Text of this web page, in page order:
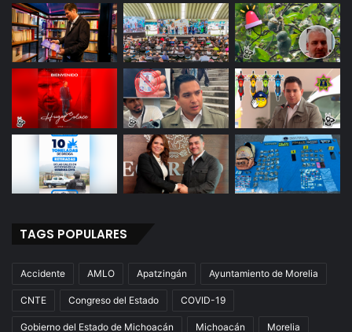
TAGS POPULARES
Accidente AMLO Apatzingán Ayuntamiento de Morelia
CNTE Congreso del Estado COVID-19
Gobierno del Estado de Michoacán Michoacán Morelia